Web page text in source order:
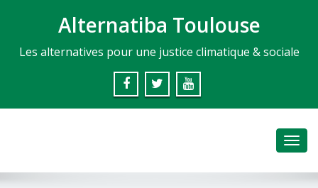
Alternatiba Toulouse
Les alternatives pour une justice climatique & sociale